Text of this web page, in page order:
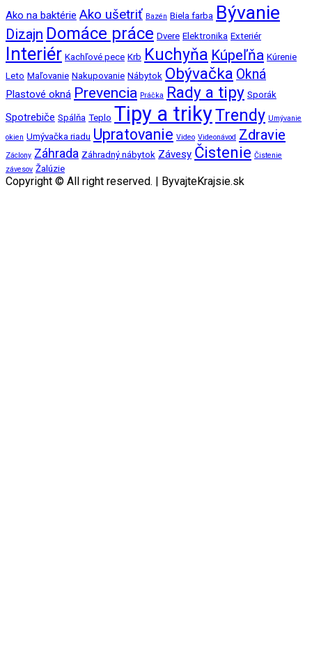
Ako na baktérie Ako ušetriť Bazén Biela farba Bývanie
Dizajn Domáce práce Dvere Elektronika Exteriér
Interiér Kachľové pece Krb Kuchyňa Kúpeľňa Kúrenie
Leto Maľovanie Nakupovanie Nábytok Obývačka Okná
Plastové okná Prevencia Práčka Rady a tipy Sporák
Spotrebiče Spálňa Teplo Tipy a trikyTrendy Umývanie
okien Umývačka riadu Upratovanie Video Videonávod Zdravie
Záclony Záhrada Záhradný nábytok Závesy Čistenie Čistenie
závesov Žalúzie
Copyright © All right reserved. | ByvajteKrajsie.sk